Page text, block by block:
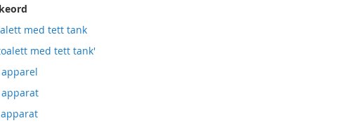
med tett tank
med tett tank'